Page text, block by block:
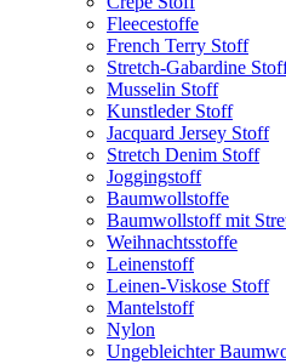
Fleecestoffe
French Terry Stoff
Stretch-Gabardine
Musselin Stoff
Kunstleder Stoff
Jacquard Jersey Stoff
Stretch Denim Stoff
Joggingstoff
Baumwollstoffe
Baumwollstoff mit
Weihnachtsstoffe
Leinenstoff
Leinen-Viskose Stoff
Mantelstoff
Nylon
Ungebleichter